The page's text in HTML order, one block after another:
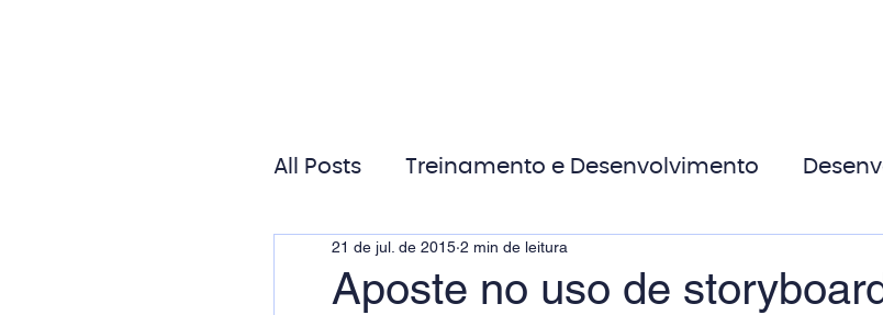
All Posts Treinamento e Desenvolvimento
Gestão de Pessoas
Aposte no uso de
21 de jul. de 2015 2 min de leitura